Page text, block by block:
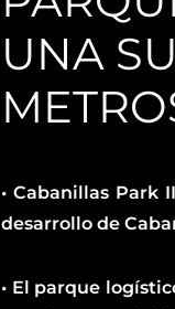
UNA
• Cabanillas Park
desarrollo de
• El parque